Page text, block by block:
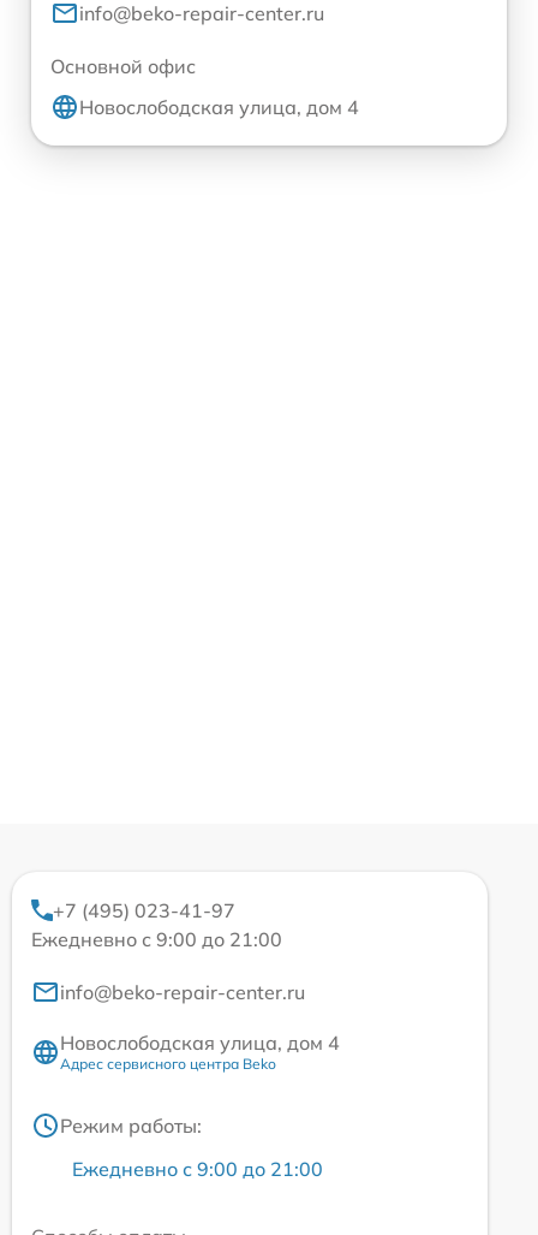
info@beko-repair-center.ru
Основной офис
Новослободская улица, дом 4
+7 (495) 023-41-97
Ежедневно с 9:00 до 21:00
info@beko-repair-center.ru
Новослободская улица, дом 4
Адрес сервисного центра Beko
Режим работы:
Ежедневно с 9:00 до 21:00